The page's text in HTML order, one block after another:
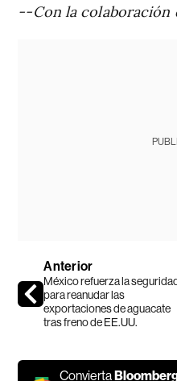
--Con la colaboración
Anterior
México refuerza la
para reanudar las
exportaciones de aguacate
tras freno de EE.UU.
Convierta